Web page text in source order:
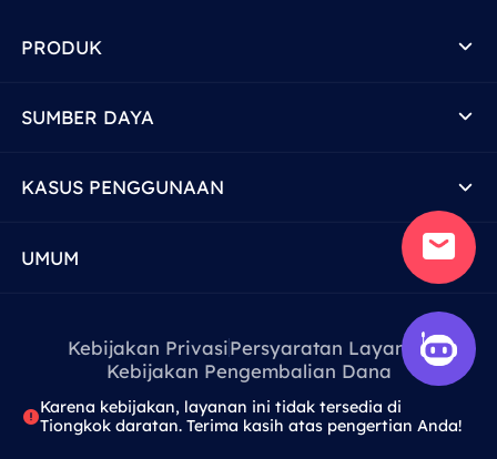
PRODUK
SUMBER DAYA
KASUS PENGGUNAAN
UMUM
Kebijakan PrivasiPersyaratan Layanan
Kebijakan Pengembalian Dana
Karena kebijakan, layanan ini tidak tersedia di
Tiongkok daratan. Terima kasih atas pengertian Anda!